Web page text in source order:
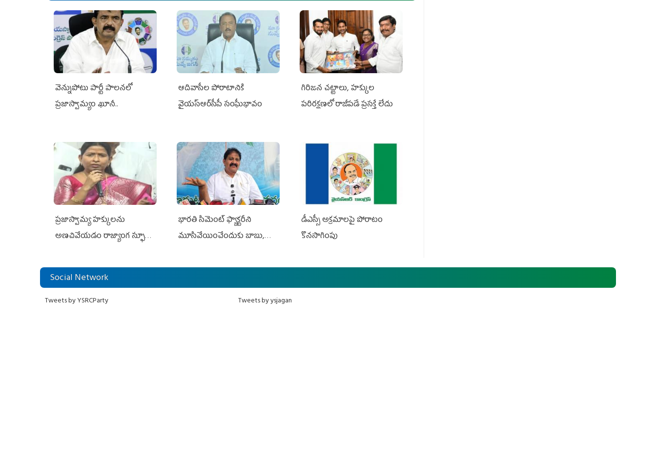
వెన్నుపోటు పార్టీ పాలనలో
ప్రజాస్వామ్యం ఖూనీ..
ఆదివాసీల పోరాటానికి
వైయ‌స్ఆర్‌సీపీ సంఘీభావం
గిరిజన చట్టాలు, హక్కుల
పరిరక్షణలో రాజీపడే ప్రసక్తే లేదు
ప్రజాస్వామ్య హక్కులను
అణచివేయడం రాజ్యాంగ స్ఫూర్తికి
భారతి సిమెంట్ ఫ్యాక్టరీని
మూసివేయించేందుకు బాబు,
డీఎస్సీ అక్రమాలపై పోరాటం
కొనసాగింపు
Social Network
Tweets by YSRCParty Tweets by ysjagan